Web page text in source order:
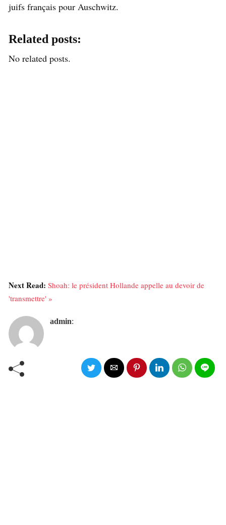
juifs français pour Auschwitz.
Related posts:
No related posts.
Next Read: Shoah: le président Hollande appelle au devoir de
'transmettre' »
admin: